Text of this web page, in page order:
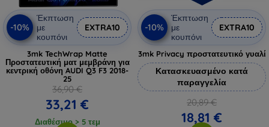
-10%
Έκπτωση
με
κουπόνι
EXTRA10
3mk TechWrap Matte
Προστατευτική ματ μεμβράνη για
κεντρική οθόνη AUDI Q3 F3 2018-
25
36,90 €
33,21 €
Διαθέσιμο > 5 τεμ
-10%
Έκπτωση
με
κουπόνι
EXTRA10
3mk Privacy προστατευτικό γυαλί
Κατασκευασμένο κατά
παραγγελία
20,89 €
18,81 €